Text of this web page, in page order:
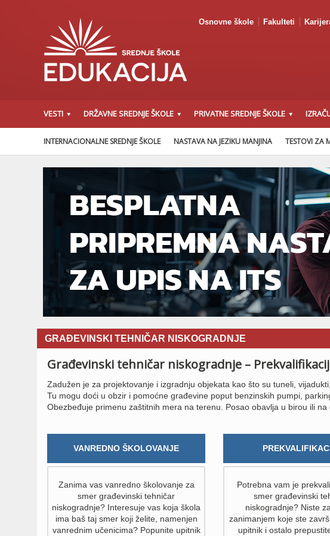
Osnovne škole Fakulteti
VESTI DRŽAVNE SREDNJE ŠKOLE PRIVATNE SREDNJE ŠKOLE
INTERNACIONALNE SREDNJE ŠKOLE NASTAVA NA JEZIKU MANJINA TESTOVI ZA
GRAĐEVINSKI TEHNIČAR NISKOGRADNJE
Građevinski tehničar niskogradnje –
Zadužen je za projektovanje i izgradnju objekata kao što su tuneli,
Tu mogu doći u obzir i pomoćne građevine poput benzinskih pumpi,
Obezbeđuje primenu zaštitnih mera na terenu. Posao obavlja u birou ili na
VANREDNO ŠKOLOVANJE
Zanima vas vanredno školovanje za
smer građevinski tehničar
niskogradnje? Interesuje vas koja škola
ima baš taj smer koji želite, namenjen
vanrednim učenicima? Popunite upitnik
Potrebna vam je
smer građevinski
niskogradnje? Niste
zanimanjem koje ste
upitnik i ostalo